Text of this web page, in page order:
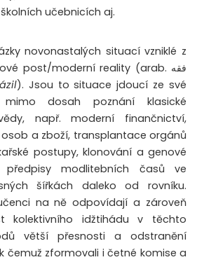
učebnicích aj.
novonastalých situací vzniklé z
post/moderní reality (arab. فقه
). Jsou to situace jdoucí ze své
dosah poznání klasické
např. moderní finančnictví,
a zboží, transplantace orgánů
postupy, klonování a genové
předpisy modlitebních časů ve
šířkách daleko od rovníku.
na ně odpovídají a zároveň
kolektivního idžtihádu v těchto
větší přesnosti a odstranění
čemuž zformovali i četné komise a